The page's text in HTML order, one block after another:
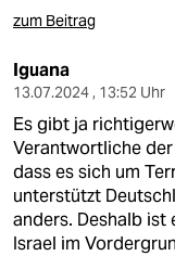
zum Beitrag
Iguana
13.07.2024 , 13:52 Uhr
Es gibt ja
Verantwortliche der
dass es sich um
unterstützt
anders. Deshalb ist
Israel im